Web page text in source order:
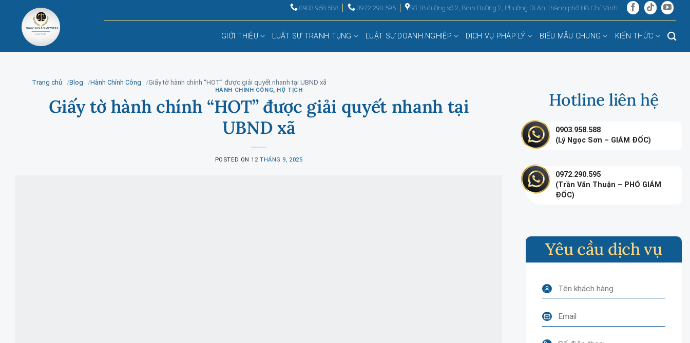
content
0903.958.588 0972.290.595 Số 18 đường số 2, Bình Đường 2, Phường Dĩ An, thành phố Hồ Chí Minh.
GIỚI THIỆU LUẬT SƯ TRANH TỤNG LUẬT SƯ DOANH NGHIỆP DỊCH VỤ PHÁP LÝ BIỂU MẪU CHUNG KIẾN THỨC
Trang chủ Blog Hành Chính Công Giấy tờ hành chính “HOT” được giải quyết nhanh tại UBND xã
HÀNH CHÍNH CÔNG, HỘ TỊCH
Giấy tờ hành chính “HOT” được giải quyết nhanh tại
UBND xã
POSTED ON12 THÁNG 9, 2025
Hotline liên hệ
0903.958.588
(Lý Ngọc Sơn – GIÁM ĐỐC)
0972.290.595
(Trần Văn Thuận – PHÓ GIÁM
ĐỐC)
Yêu cầu dịch vụ